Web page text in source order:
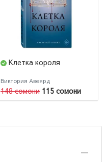
Клетка короля
Виктория Авеярд
148 сомони 115 сомони